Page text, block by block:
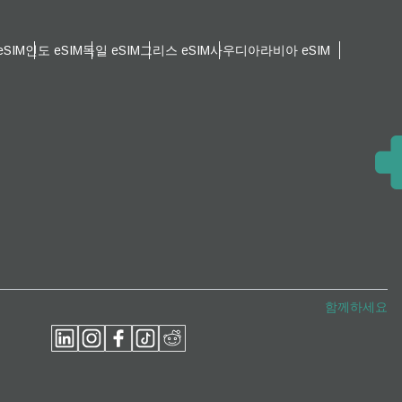
인도 eSIM독일 eSIM그리스 eSIM사우디아라비아 eSIM
함께하세요
팝업 닫기